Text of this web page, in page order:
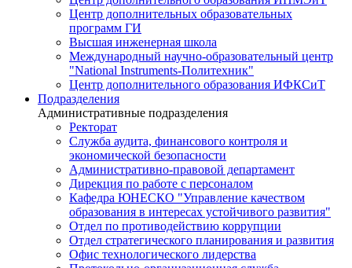
Центр дополнительных образовательных
программ ГИ
Высшая инженерная школа
Международный научно-образовательный центр
"National Instruments-Политехник"
Центр дополнительного образования ИФКСиТ
Подразделения
Административные подразделения
Ректорат
Служба аудита, финансового контроля и
экономической безопасности
Административно-правовой департамент
Дирекция по работе с персоналом
Кафедра ЮНЕСКО "Управление качеством
образования в интересах устойчивого развития"
Отдел по противодействию коррупции
Отдел стратегического планирования и развития
Офис технологического лидерства